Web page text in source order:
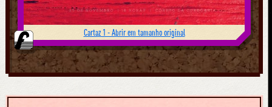
Cartaz 1 - Abrir em tamanho original